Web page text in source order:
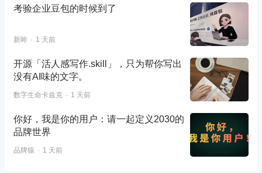
考验企业豆包的时候到了
新眸 1 天前
开源「活人感写作.skill」，只为帮你写出
没有AI味的文字。
数字生命卡兹克 1 天前
你好，我是你的用户：请一起定义2030的
品牌世界
品牌猿 1 天前